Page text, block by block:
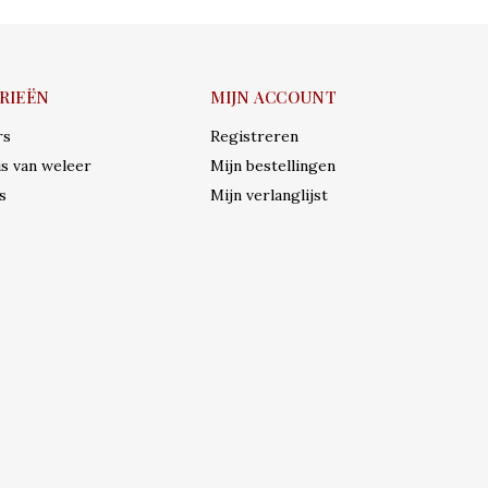
van weleer
MIJN ACCOUNT
Registreren
Mijn bestellingen
Mijn verlanglijst